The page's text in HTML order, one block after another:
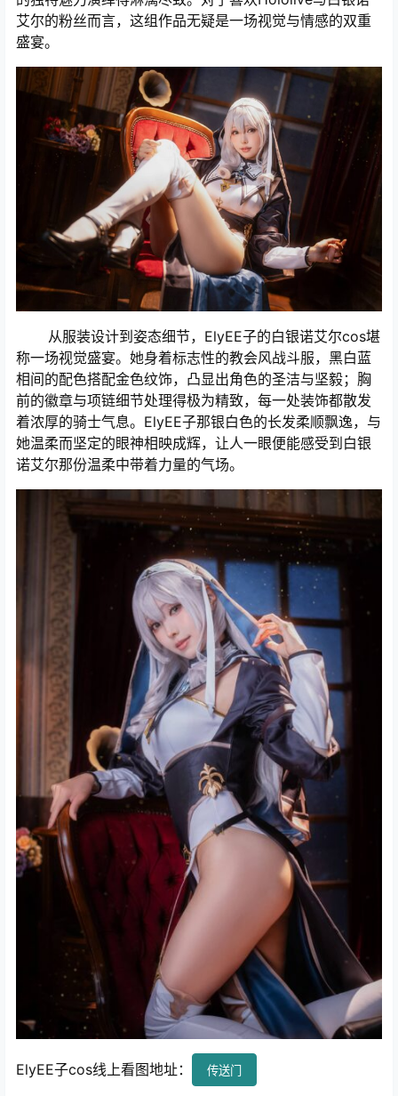
艾尔的粉丝而言，这组作品无疑是一场视觉与情感的双重
盛宴。
从服装设计到姿态细节，ElyEE子的白银诺艾尔cos堪
称一场视觉盛宴。她身着标志性的教会风战斗服，黑白蓝
相间的配色搭配金色纹饰，凸显出角色的圣洁与坚毅；胸
前的徽章与项链细节处理得极为精致，每一处装饰都散发
着浓厚的骑士气息。ElyEE子那银白色的长发柔顺飘逸，与
她温柔而坚定的眼神相映成辉，让人一眼便能感受到白银
诺艾尔那份温柔中带着力量的气场。
ElyEE子cos线上看图地址： 传送门